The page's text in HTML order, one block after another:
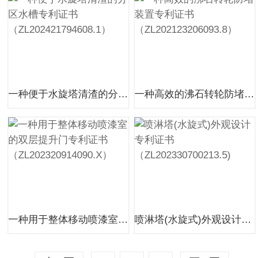
一种便于水旋塔清渣的分区水槽专利证书（ZL202421794608.1） 一种高效的沸石转轮防堵装置专利证书（ZL202123206093.8）
一种用于整体移动喷漆室的双层提升门专利证书（ZL202320914090.X） 喷淋塔(水旋式)外观设计专利证书（ZL202330700213.5)